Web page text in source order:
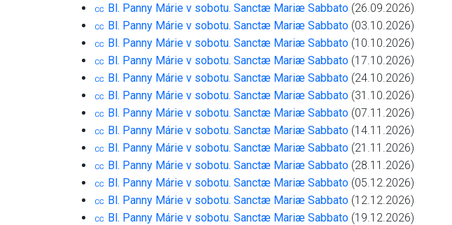
㏄ Bl. Panny Márie v sobotu. Sanctæ Mariæ Sabbato (26.09.2026)
㏄ Bl. Panny Márie v sobotu. Sanctæ Mariæ Sabbato (03.10.2026)
㏄ Bl. Panny Márie v sobotu. Sanctæ Mariæ Sabbato (10.10.2026)
㏄ Bl. Panny Márie v sobotu. Sanctæ Mariæ Sabbato (17.10.2026)
㏄ Bl. Panny Márie v sobotu. Sanctæ Mariæ Sabbato (24.10.2026)
㏄ Bl. Panny Márie v sobotu. Sanctæ Mariæ Sabbato (31.10.2026)
㏄ Bl. Panny Márie v sobotu. Sanctæ Mariæ Sabbato (07.11.2026)
㏄ Bl. Panny Márie v sobotu. Sanctæ Mariæ Sabbato (14.11.2026)
㏄ Bl. Panny Márie v sobotu. Sanctæ Mariæ Sabbato (21.11.2026)
㏄ Bl. Panny Márie v sobotu. Sanctæ Mariæ Sabbato (28.11.2026)
㏄ Bl. Panny Márie v sobotu. Sanctæ Mariæ Sabbato (05.12.2026)
㏄ Bl. Panny Márie v sobotu. Sanctæ Mariæ Sabbato (12.12.2026)
㏄ Bl. Panny Márie v sobotu. Sanctæ Mariæ Sabbato (19.12.2026)